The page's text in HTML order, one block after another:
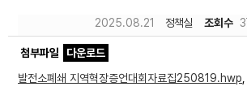
2025.08.21 정책실 조회수
첨부파일
다운로드
발전소폐쇄 지역혁장증언대회자료집250819.hwp
문서자료
이미지자료